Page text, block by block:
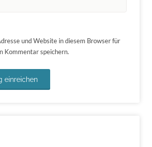
und Website in diesem Browser für
Kommentar speichern.